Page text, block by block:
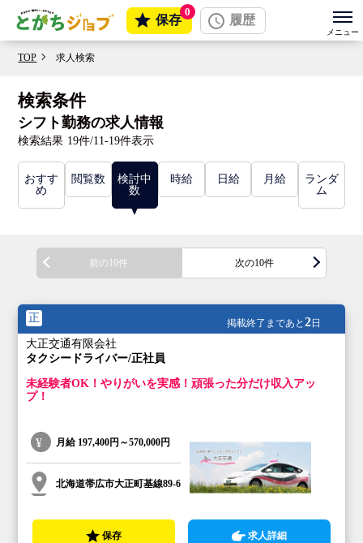
保存
0
履歴
TOP 求人検索
検索条件
シフト勤務の求人情報
検索結果 19件/11-19件表示
おすす
め
閲覧数
検討中
数
時給 日給 月給
ランダ
ム
前の10件 次の10件
正 掲載終了まであと 2日
大正交通有限会社
タクシードライバー/正社員
未経験者OK！やりがいを実感！頑張った分だけ収入アッ
プ！
月給 197,400円～570,000円
北海道帯広市大正町基線89-6
保存 求人詳細